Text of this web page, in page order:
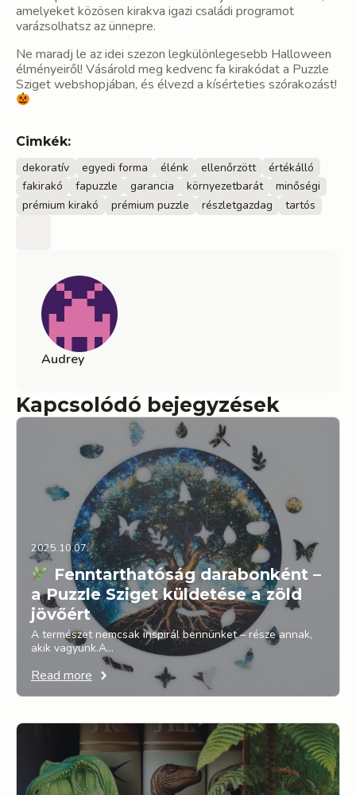
amelyeket közösen kirakva igazi családi programot
varázsolhatsz az ünnepre.
Ne maradj le az idei szezon legkülönlegesebb Halloween
élményeiről! Vásárold meg kedvenc fa kirakódat a Puzzle
Sziget webshopjában, és élvezd a kísérteties szórakozást!
Cimkék:
dekoratív
egyedi forma élénk ellenőrzött
értékálló
fakirakó
fapuzzle garancia környezetbarát
minőségi
prémium kirakó
prémium puzzle részletgazdag tartós
Audrey
Kapcsolódó bejegyzések
Fenntarthatóság darabonként –
a Puzzle Sziget küldetése a zöld
jövőért
2025.10.07.
A természet nemcsak inspirál bennünket – része annak,
akik vagyunk.A…
Read more